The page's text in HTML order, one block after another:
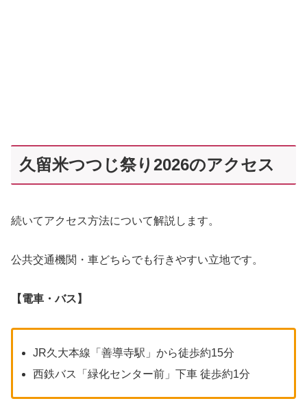
久留米つつじ祭り2026のアクセス
続いてアクセス方法について解説します。
公共交通機関・車どちらでも行きやすい立地です。
【電車・バス】
JR久大本線「善導寺駅」から徒歩約15分
西鉄バス「緑化センター前」下車 徒歩約1分